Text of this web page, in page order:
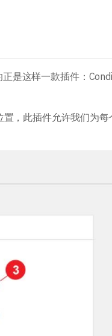
是这样一款插件：
，此插件允许我们为每